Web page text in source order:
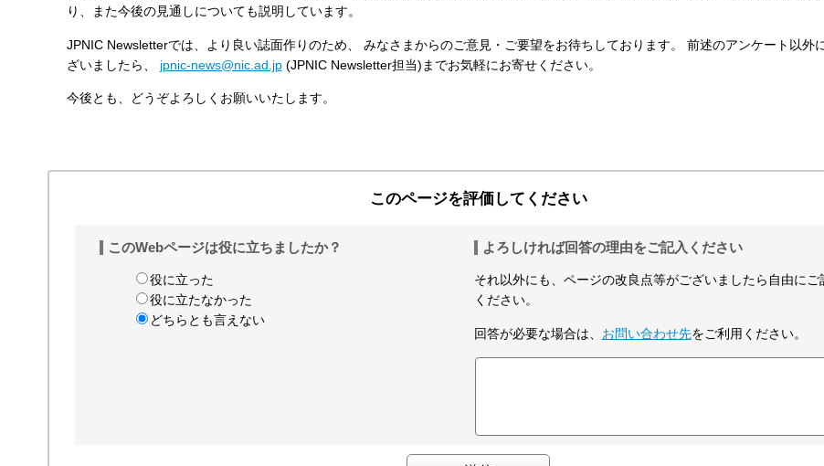
り、また今後の見通しについても説明しています。
JPNIC Newsletterでは、より良い誌面作りのため、 みなさまからのご意見・ご要望をお待ちしております。 前述のアンケート以外
ざいましたら、 jpnic-news@nic.ad.jp(JPNIC Newsletter担当)までお気軽にお寄せください。
今後とも、どうぞよろしくお願いいたします。
このページを評価してください
このWebページは役に立ちましたか？
役に立った
役に立たなかった
どちらとも言えない
よろしければ回答の理由をご記入ください
それ以外にも、ページの改良点等がございましたら自由にご
ください。
回答が必要な場合は、 お問い合わせ先をご利用ください。